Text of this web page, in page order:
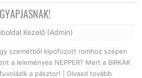
Kezelő (Admin)
szemétből kipofozott romhoz szépen
a leleményes NEPPER? Mert a BIRKÁK
a pásztor! | Olvasd tovább